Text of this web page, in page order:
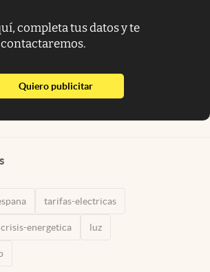
completa tus datos y te
contactaremos.
Quiero publicitarabre en nueva pestaña
tarifas-electricas
crisis-energetica luz